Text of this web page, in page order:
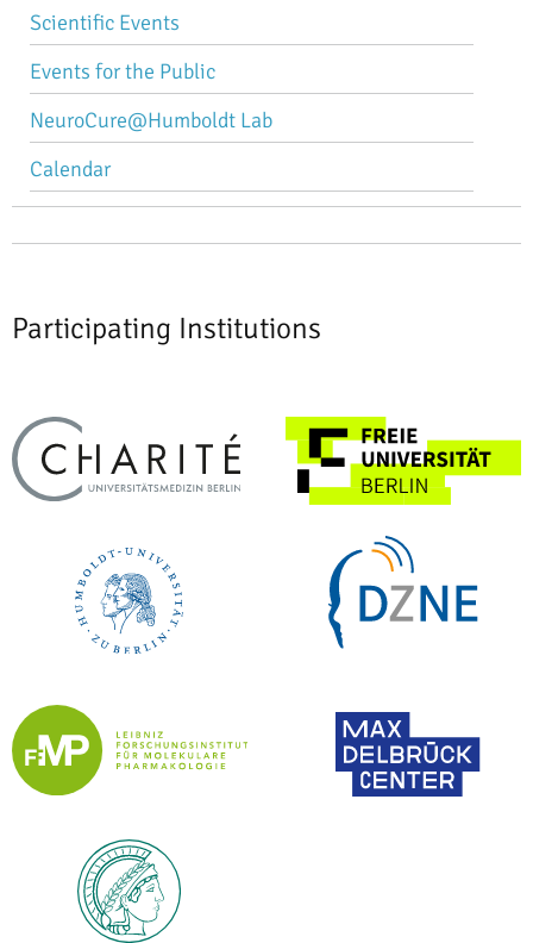
Skip
navigation
Scientific Events
Events for the Public
NeuroCure@Humboldt Lab
Calendar
Participating Institutions